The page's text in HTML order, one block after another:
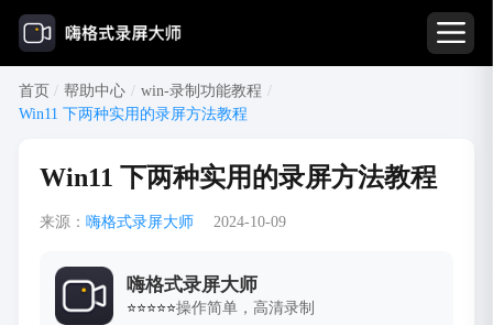
首页 / 帮助中心 / win-录制功能教程 /
Win11 下两种实用的录屏方法教程
Win11 下两种实用的录屏方法教程
来源： 嗨格式录屏大师 2024-10-09
嗨格式录屏大师
⭐⭐⭐⭐⭐操作简单，高清录制